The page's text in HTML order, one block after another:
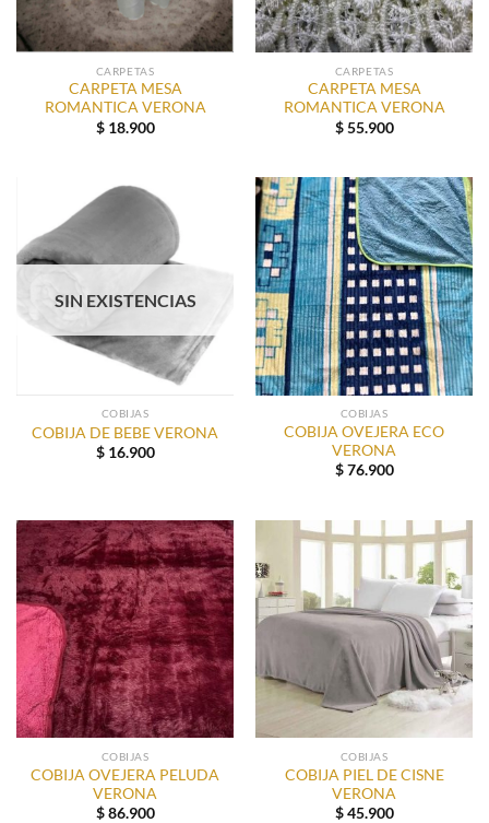
CARPETAS
CARPETA MESA
ROMANTICA VERONA
$18.900
CARPETAS
CARPETA MESA
ROMANTICA VERONA
$55.900
SIN EXISTENCIAS
COBIJAS
COBIJA DE BEBE VERONA
$16.900
COBIJAS
COBIJA OVEJERA ECO
VERONA
$76.900
COBIJAS
COBIJA OVEJERA PELUDA
VERONA
$86.900
COBIJAS
COBIJA PIEL DE CISNE
VERONA
$45.900